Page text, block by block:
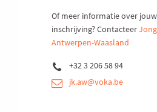
Of meer informatie over jouw
inschrijving? Contacteer
Antwerpen-Waasland
+32 3 206 58 94
jk.aw@voka.be